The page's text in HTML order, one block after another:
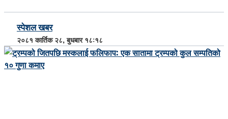
स्पेशल खबर
२०८१ कार्तिक २८, बुधबार १८:१८